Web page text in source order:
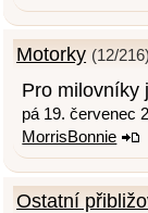
Motorky (12/216)
Pro milovníky
pá 19. červenec
MorrisBonnie
Ostatní